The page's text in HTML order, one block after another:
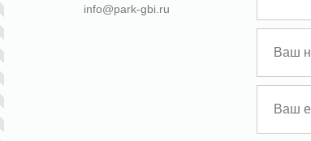
info@park-gbi.ru